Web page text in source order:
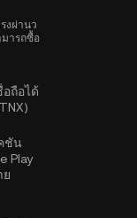
งผ่านว
ารถซื้อ
อถือได้
ชัน
Play
ย